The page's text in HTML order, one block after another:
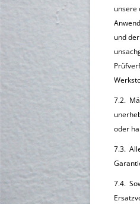
unsere
und
7.2.
oder
7.3.
7.4.